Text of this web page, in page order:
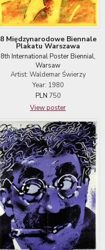
8 Międzynarodowe Biennale
Plakatu Warszawa
8th International Poster Biennial,
Warsaw
Artist: Waldemar Świerzy
Year: 1980
PLN 750
View poster